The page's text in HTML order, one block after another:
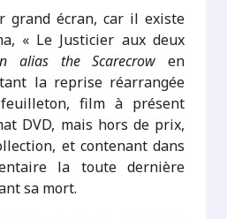
grand écran, car il existe
« Le Justicier aux deux
alias the Scarecrow en
la reprise réarrangée
film à présent
DVD, mais hors de prix,
et contenant dans
la toute dernière
sa mort.